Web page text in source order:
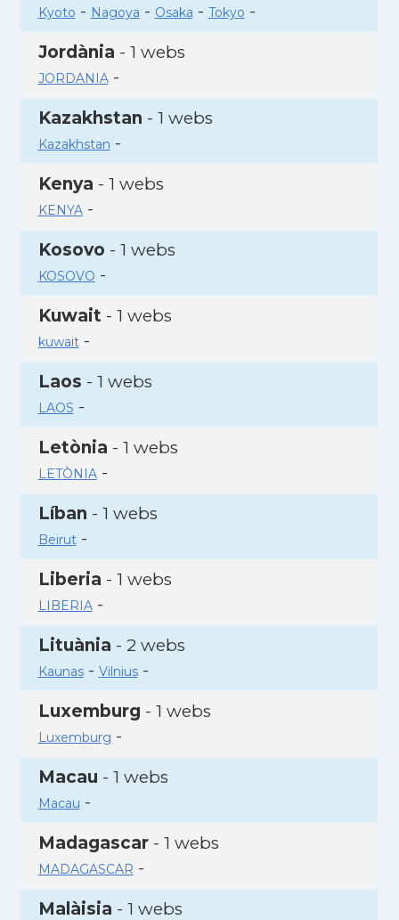
Kyoto - Nagoya - Osaka - Tokyo -
Jordània - 1 webs
JORDANIA-
Kazakhstan - 1 webs
Kazakhstan -
Kenya - 1 webs
KENYA-
Kosovo - 1 webs
KOSOVO -
Kuwait - 1 webs
kuwait-
Laos - 1 webs
LAOS -
Letònia - 1 webs
LETÒNIA-
Líban - 1 webs
Beirut-
Liberia - 1 webs
LIBERIA-
Lituània - 2 webs
Kaunas- Vilnius-
Luxemburg - 1 webs
Luxemburg -
Macau - 1 webs
Macau -
Madagascar- 1 webs
MADAGASCAR -
Malàisia - 1 webs